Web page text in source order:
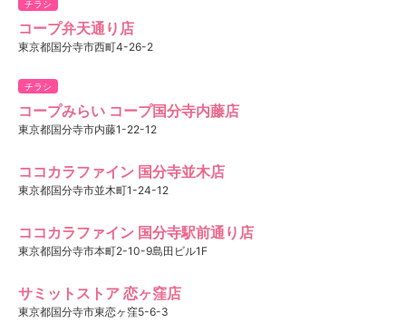
チラシ
コープ弁天通り店
東京都国分寺市西町4-26-2
チラシ
コープみらい コープ国分寺内藤店
東京都国分寺市内藤1-22-12
ココカラファイン 国分寺並木店
東京都国分寺市並木町1-24-12
ココカラファイン 国分寺駅前通り店
東京都国分寺市本町2-10-9島田ビル1F
サミットストア 恋ヶ窪店
東京都国分寺市東恋ヶ窪5-6-3